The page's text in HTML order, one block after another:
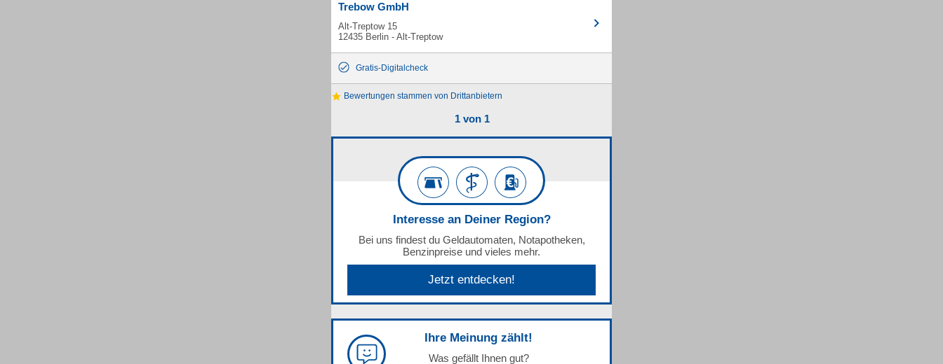
Trebow GmbH
Alt-Treptow 15
12435 Berlin - Alt-Treptow
Gratis-Digitalcheck
Bewertungen stammen von Drittanbietern
1 von 1
Interesse an Deiner Region?
Bei uns findest du Geldautomaten, Notapotheken,
Benzinpreise und vieles mehr.
Jetzt entdecken!
Ihre Meinung zählt!
Was gefällt Ihnen gut?